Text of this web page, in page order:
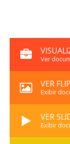
Ver
VER
Exibir
VER
Exibir